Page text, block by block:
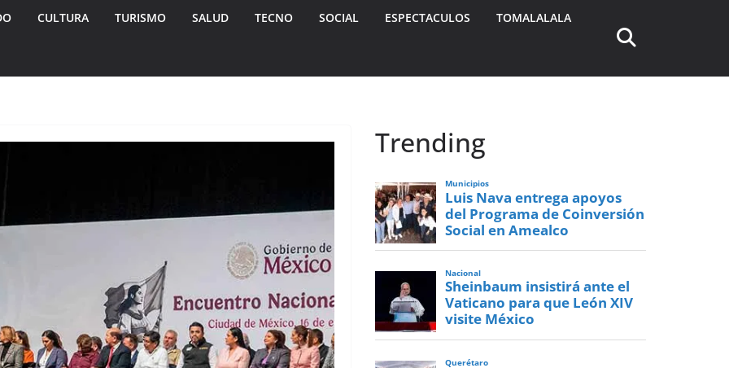
CULTURA TURISMO SALUD TECNO SOCIAL ESPECTACULOS TOMALALALA
Trending
Municipios
Luis Nava entrega apoyos
del Programa de Coinversión
Social en Amealco
Nacional
Sheinbaum insistirá ante el
Vaticano para que León XIV
visite México
Querétaro